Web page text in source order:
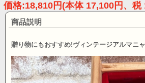
価格:18,810円(本体 17,100円、税
商品説明
贈り物にもおすすめ!ヴィンテージアルマニ